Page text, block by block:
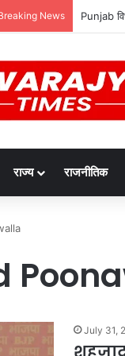
News Punjab
राज्य राजनीतिक
July 31,